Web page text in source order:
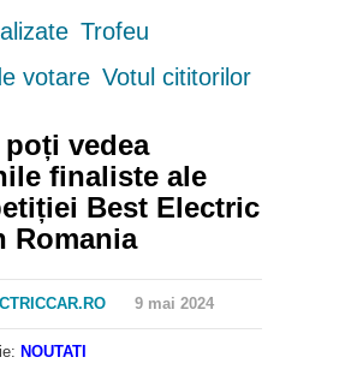
Trofeu
votare Votul cititorilor
poți vedea
finaliste ale
Best Electric
Romania
9 mai 2024
NOUTATI